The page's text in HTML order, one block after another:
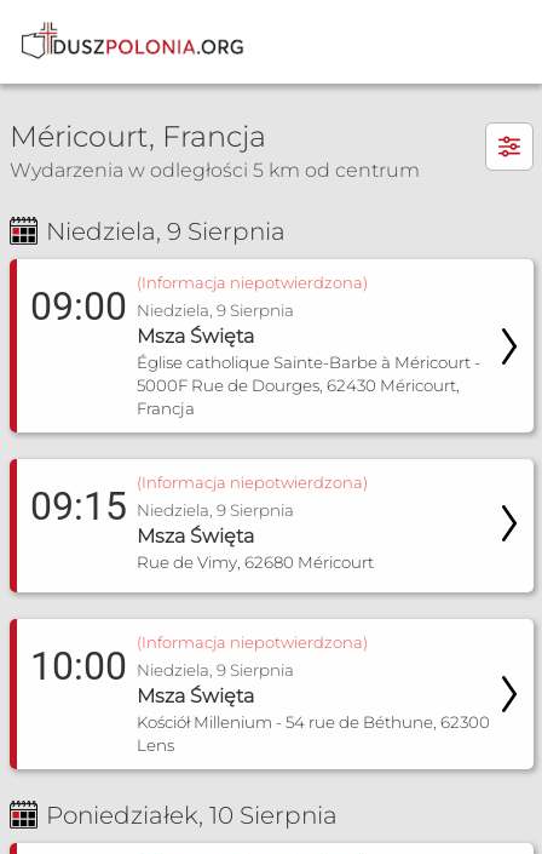
×
Msza Św. i nabożeństwa
Méricourt, Francja
Wydarzenia w odległości 5 km od centrum
Niedziela, 9 Sierpnia
09:00
(Informacja niepotwierdzona)
Niedziela, 9 Sierpnia
Msza Święta
Église catholique Sainte-Barbe à Méricourt -
5000F Rue de Dourges, 62430 Méricourt,
Francja
09:15
(Informacja niepotwierdzona)
Niedziela, 9 Sierpnia
Msza Święta
Rue de Vimy, 62680 Méricourt
10:00
(Informacja niepotwierdzona)
Niedziela, 9 Sierpnia
Msza Święta
Kościół Millenium - 54 rue de Béthune, 62300
Lens
Poniedziałek, 10 Sierpnia